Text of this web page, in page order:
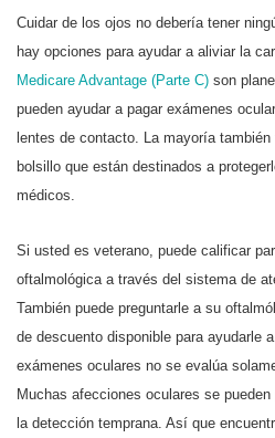
Cuidar de los ojos no debería tener
hay opciones para ayudar a aliviar la
Medicare Advantage (Parte C) son
pueden ayudar a pagar exámenes
lentes de contacto. La mayoría
bolsillo que están destinados a
médicos.
Si usted es veterano, puede calificar
oftalmológica a través del sistema de
También puede preguntarle a su
de descuento disponible para ayudarle
exámenes oculares no se evalúa
Muchas afecciones oculares se
la detección temprana. Así que